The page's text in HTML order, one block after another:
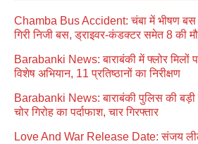
Chamba Bus Accident: चंबा में भीषण बस
गिरी निजी बस, ड्राइवर-कंडक्टर समेत 8 की
Barabanki News: बाराबंकी में फ्लोर मिलों
विशेष अभियान, 11 प्रतिष्ठानों का निरीक्षण
Barabanki News: बाराबंकी पुलिस की
चोर गिरोह का पर्दाफाश, चार गिरफ्तार
Love And War Release Date: संजय